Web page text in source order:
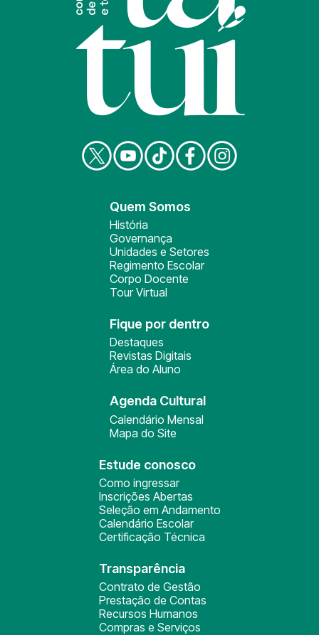
Quem Somos
História
Governança
Unidades e Setores
Regimento Escolar
Corpo Docente
Tour Virtual
Fique por dentro
Destaques
Revistas Digitais
Área do Aluno
Agenda Cultural
Calendário Mensal
Mapa do Site
Estude conosco
Como ingressar
Inscrições Abertas
Seleção em Andamento
Calendário Escolar
Certificação Técnica
Transparência
Contrato de Gestão
Prestação de Contas
Recursos Humanos
Compras e Serviços